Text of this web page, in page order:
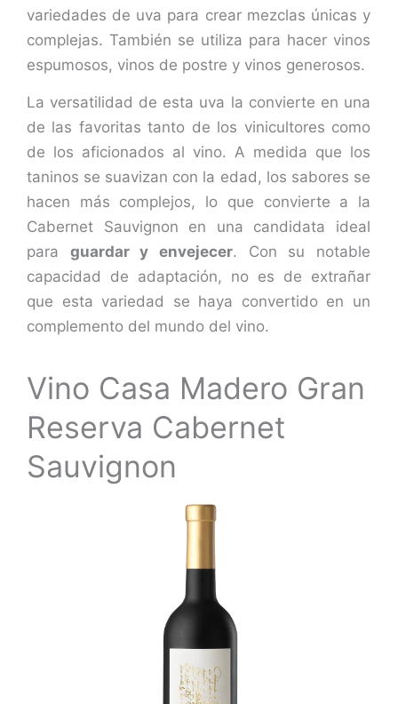
variedades de uva para crear mezclas únicas y
complejas. También se utiliza para hacer vinos
espumosos, vinos de postre y vinos generosos.
La versatilidad de esta uva la convierte en una
de las favoritas tanto de los vinicultores como
de los aficionados al vino. A medida que los
taninos se suavizan con la edad, los sabores se
hacen más complejos, lo que convierte a la
Cabernet Sauvignon en una candidata ideal
para guardar y envejecer. Con su notable
capacidad de adaptación, no es de extrañar
que esta variedad se haya convertido en un
complemento del mundo del vino.
Vino Casa Madero Gran
Reserva Cabernet
Sauvignon